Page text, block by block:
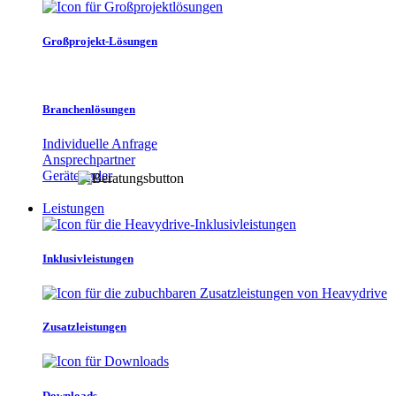
Großprojekt-Lösungen
Branchenlösungen
Individuelle Anfrage
Ansprechpartner
Gerätefinder
Leistungen
Inklusivleistungen
Zusatzleistungen